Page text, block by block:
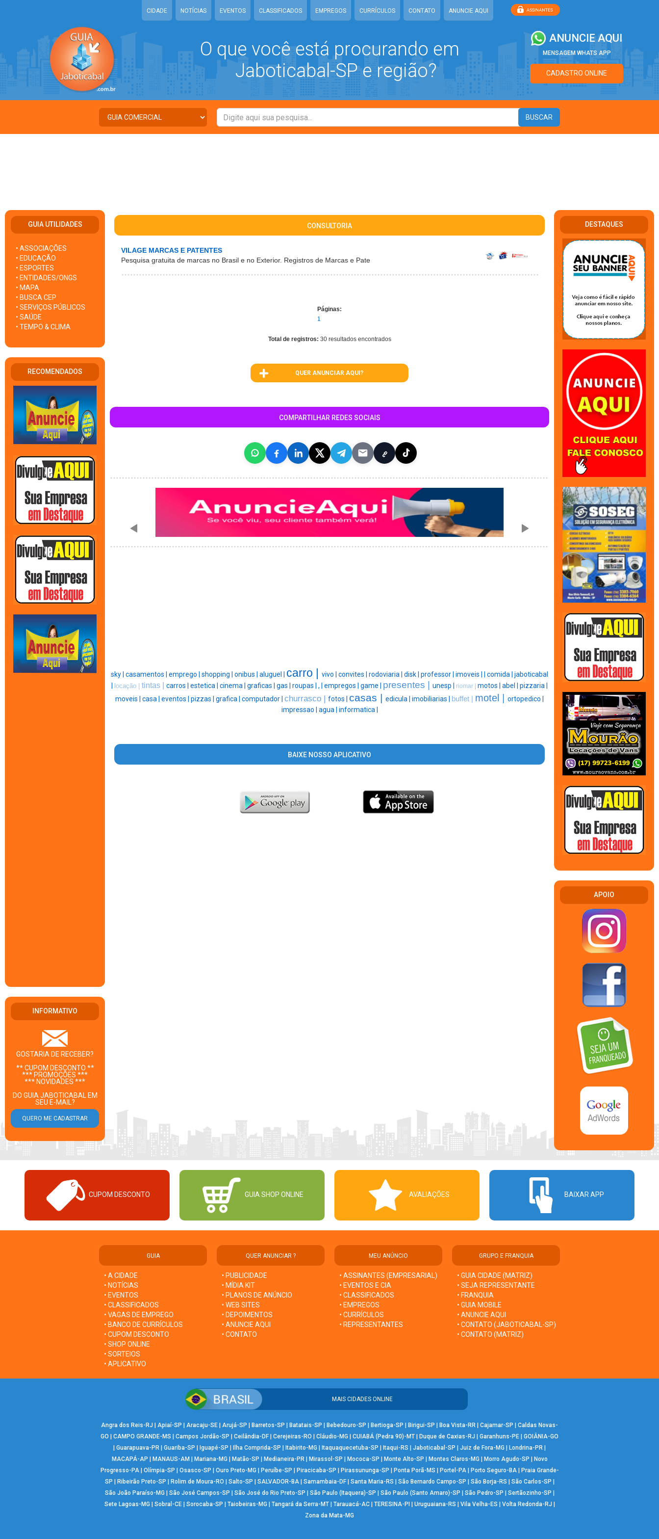
CIDADE NOTÍCIAS EVENTOS CLASSIFICADOS EMPREGOS CURRÍCULOS CONTATO ANUNCIE AQUI
O que você está procurando em
Jaboticabal-SP e região?
ANUNCIE AQUI
MENSAGEM WHATS APP
CADASTRO ONLINE
GUIA UTILIDADES
• ASSOCIAÇÕES
• EDUCAÇÃO
• ESPORTES
• ENTIDADES/ONGS
• MAPA
• BUSCA CEP
• SERVIÇOS PÚBLICOS
• SAÚDE
• TEMPO & CLIMA
RECOMENDADOS
INFORMATIVO
GOSTARIA DE RECEBER?
** CUPOM DESCONTO **
*** PROMOÇÕES ***
*** NOVIDADES ***
DO GUIA JABOTICABAL EM
SEU E-MAIL?
CONSULTORIA
VILAGE MARCAS E PATENTES
Pesquisa gratuita de marcas no Brasil e no Exterior. Registros de Marcas e Pate
Páginas:
1
Total de registros: 30 resultados encontrados
QUER ANUNCIAR AQUI?
COMPARTILHAR REDES SOCIAIS
sky | casamentos | emprego | shopping | onibus | aluguel | carro | vivo | convites | rodoviaria | disk | professor | imoveis | comida | jaboticabal
locação | tintas | carros | estetica | cinema | graficas | gas | roupas | , | empregos | game | presentes | unesp | riomar | motos | abel | pizzaria |
moveis | casa | eventos | pizzas | grafica | computador | churrasco | fotos | casas | edicula | imobiliarias | buffet | motel |
ortopedico |
impressao | agua | informatica |
BAIXE NOSSO APLICATIVO
DESTAQUES
APOIO
CUPOM DESCONTO GUIA SHOP ONLINE AVALIAÇÕES BAIXAR APP
GUIA
• A CIDADE
• NOTÍCIAS
• EVENTOS
• CLASSIFICADOS
• VAGAS DE EMPREGO
• BANCO DE CURRÍCULOS
• CUPOM DESCONTO
• SHOP ONLINE
• SORTEIOS
• APLICATIVO
QUER ANUNCIAR ?
• PUBLICIDADE
• MÍDIA KIT
• PLANOS DE ANÚNCIO
• WEB SITES
• DEPOIMENTOS
• ANUNCIE AQUI
• CONTATO
MEU ANÚNCIO
• ASSINANTES (EMPRESARIAL)
• EVENTOS E CIA
• CLASSIFICADOS
• EMPREGOS
• CURRÍCULOS
• REPRESENTANTES
GRUPO E FRANQUIA
• GUIA CIDADE (MATRIZ)
• SEJA REPRESENTANTE
• FRANQUIA
• GUIA MOBILE
• ANUNCIE AQUI
• CONTATO (JABOTICABAL-SP)
• CONTATO (MATRIZ)
MAIS CIDADES ONLINE
Angra dos Reis-RJ Apiaí-SP Aracaju-SE Arujá-SP Barretos-SP Batatais-SP Bebedouro-SP Bertioga-SP Birigui-SP Boa Vista-RR Cajamar-SP
Caldas Novas-
GO
CAMPO GRANDE-MS Campos Jordão-SP Ceilândia-DF Cerejeiras-RO Cláudio-MG CUIABÁ (Pedra 90)-MT Duque de Caxias-RJ Garanhuns-PE
GOIÂNIA-GO
Guarapuava-PR Guariba-SP Iguapé-SP Ilha Comprida-SP Itabirito-MG Itaquaquecetuba-SP Itaqui-RS Jaboticabal-SP Juiz de Fora-MG Londrina-PR
MACAPÁ-AP
MANAUS-AM Mariana-MG Matão-SP Medianeira-PR| Mirassol-SP Mococa-SP Monte Alto-SP Montes Claros-MG Morro Agudo-SP
Novo
Progresso-PA| Olímpia-SP Osasco-SP Ouro Preto-MG Peruíbe-SP Piracicaba-SP Pirassununga-SP Ponta Porã-MS Portel-PA| Porto Seguro-BA|
Praia Grande-
SP
Ribeirão Preto-SP Rolim de Moura-RO Salto-SP SALVADOR-BA| Samambaia-DF| Santa Maria-RS São Bernardo Campo-SP São Borja-RS São Carlos-SP
São João Paraíso-MG
São José Campos-SP São José do Rio Preto-SP São Paulo (Itaquera)-SP São Paulo (Santo Amaro)-SP São Pedro-SP Sertãozinho-SP
Sete Lagoas-MG
Sobral-CE| Sorocaba-SP Taiobeiras-MG Tangará da Serra-MT| Tarauacá-AC| TERESINA-PI Uruguaiana-RS Vila Velha-ES Volta Redonda-RJ
Zona da Mata-MG